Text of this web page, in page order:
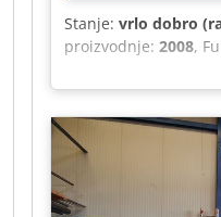
Stanje: vrlo dobro
proizvodnje: 2008,
, broj
Fehlmann Picomax
Dolazi iz zaštićene
funkcionalno.
os, dokumentaciju
Hvtsxjk Idealan stroj
preciznosti, izradu